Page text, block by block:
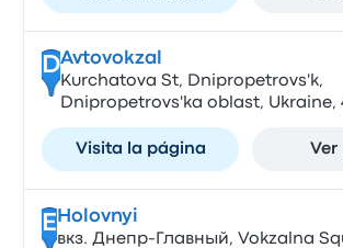
DAvtovokzal
Kurchatova St, Dnipropetrovs'k,
Dnipropetrovs'ka oblast, Ukraine,
Visita la página Ver
E Holovnyi
вкз. Днепр-Главный, Vokzalna